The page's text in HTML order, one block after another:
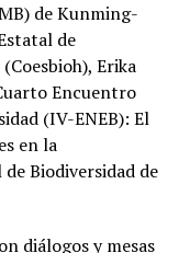
de Kunming-
de
Erika
Encuentro
(IV-ENEB): El
en la
Biodiversidad de
diálogos y mesas